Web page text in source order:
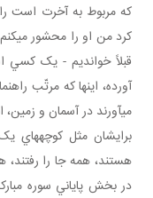
که مربوط به آخرت است
کرد من او را محشور مي
قبلاً خوانديم - يک کسي
آورده، اينها که مرتّب
مي آورند در آسمان و
برايشان مثل کوچه هاي
هستند، همه جا را رفتند،
در بخش پاياني سوره